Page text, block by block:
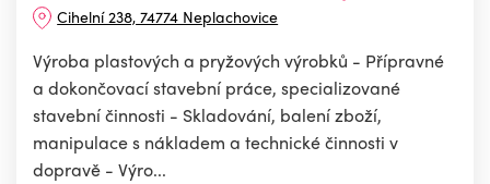
Cihelní 238, 74774 Neplachovice
Výroba plastových a pryžových výrobků - Přípravné
a dokončovací stavební práce, specializované
stavební činnosti - Skladování, balení zboží,
manipulace s nákladem a technické činnosti v
dopravě - Výro...